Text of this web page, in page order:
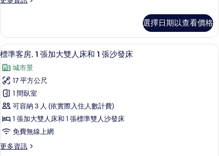
詳
加
雙
人
床
的
所
有
相
片
客
房,
1
加
大
雙
人
床
的
詳
情
選擇日期以查看價格
顯
示
標
準
客
房,
1
張
加
標準客房, 1 張加大雙人床和 1 張沙發
9
標準客房, 1 張加大雙人床和 1 張沙發床
城市景
17 平方公尺
1 間臥室
可容納 3 人 (依實際入住人數計費)
1 張加大雙人床和 1 張標準雙人沙發床
免費無線上網
更多資訊
更